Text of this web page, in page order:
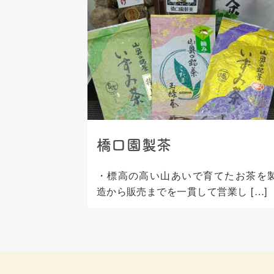
ッ
プ
橋口園製茶
・標高の高い山あいで育てたお茶を
造から販売までを一貫して営業し […]